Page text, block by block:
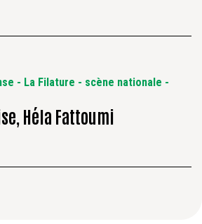
- La Filature - scène nationale -
Héla Fattoumi